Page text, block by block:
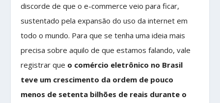
discorde de que o e-commerce veio para ficar,
sustentado pela expansão do uso da internet em
todo o mundo. Para que se tenha uma ideia mais
precisa sobre aquilo de que estamos falando, vale
registrar que o comércio eletrônico no Brasil
teve um crescimento da ordem de pouco
menos de setenta bilhões de reais durante o